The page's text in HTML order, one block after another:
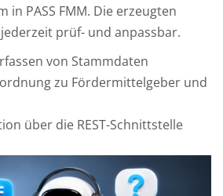
in PASS FMM. Die erzeugten
prüf- und anpassbar.
von Stammdaten
zu Fördermittelgeber und
über die REST-Schnittstelle